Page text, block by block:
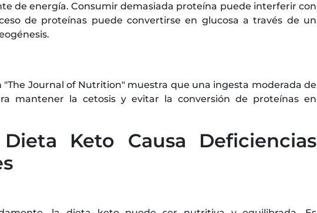
de energía. Consumir demasiada proteína puede interferir con
de proteínas puede convertirse en glucosa a través de un
"The Journal of Nutrition" muestra que una ingesta moderada de
mantener la cetosis y evitar la conversión de proteínas en
Keto Causa Deficiencias